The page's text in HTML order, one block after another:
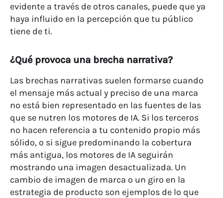
evidente a través de otros canales, puede que ya
haya influido en la percepción que tu público
tiene de ti.
¿Qué provoca una brecha narrativa?
Las brechas narrativas suelen formarse cuando
el mensaje más actual y preciso de una marca
no está bien representado en las fuentes de las
que se nutren los motores de IA. Si los terceros
no hacen referencia a tu contenido propio más
sólido, o si sigue predominando la cobertura
más antigua, los motores de IA seguirán
mostrando una imagen desactualizada. Un
cambio de imagen de marca o un giro en la
estrategia de producto son ejemplos de lo que